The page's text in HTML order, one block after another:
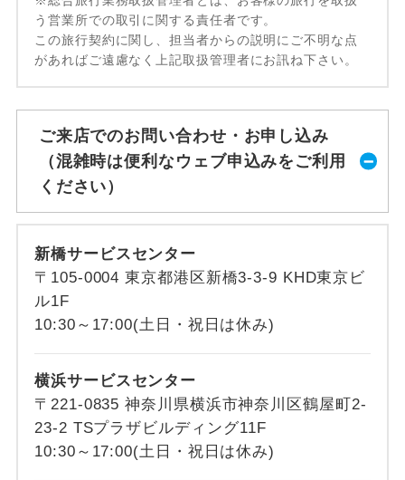
う営業所での取引に関する責任者です。
この旅行契約に関し、担当者からの説明にご不明な点
があればご遠慮なく上記取扱管理者にお訊ね下さい。
ご来店でのお問い合わせ・お申し込み
（混雑時は便利なウェブ申込みをご利用
ください）
新橋サービスセンター
〒105-0004 東京都港区新橋3-3-9 KHD東京ビ
ル1F
10:30～17:00(土日・祝日は休み)
横浜サービスセンター
〒221-0835 神奈川県横浜市神奈川区鶴屋町2-
23-2 TSプラザビルディング11F
10:30～17:00(土日・祝日は休み)